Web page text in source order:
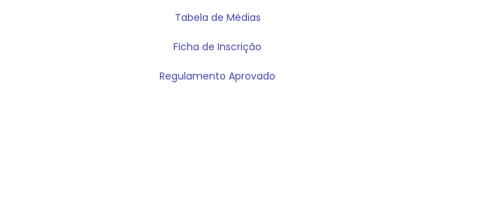
Tabela de Médias
Ficha de Inscrição
Regulamento Aprovado